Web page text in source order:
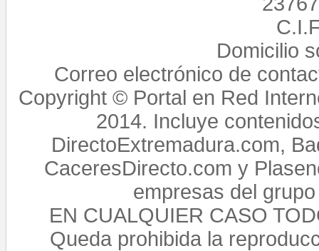
Domicilio
Correo electrónico de
Copyright © Portal en Red
2014. Incluye
DirectoExtremadura.com,
CaceresDirecto.com y
empresas del
EN CUALQUIER CASO
Queda prohibida la